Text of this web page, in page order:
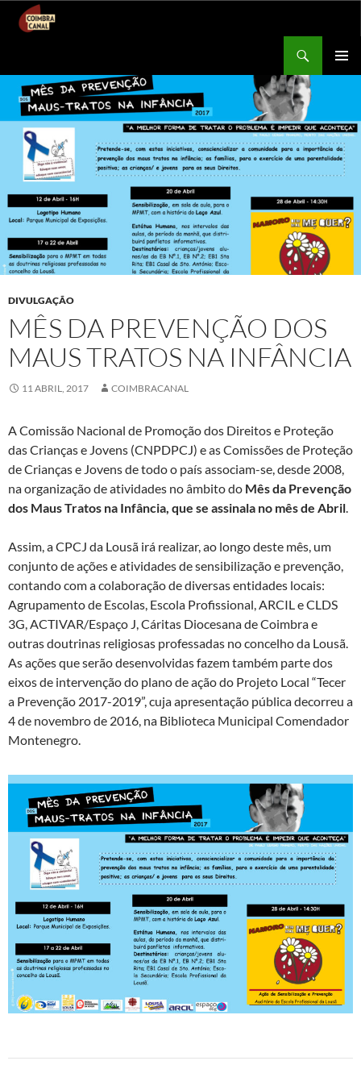
PARA
CONTEÚDO
DIVULGAÇÃO
MÊS DA PREVENÇÃO DOS
MAUS TRATOS NA INFÂNCIA
11 ABRIL, 2017 COIMBRACANAL
A Comissão Nacional de Promoção dos Direitos e Proteção
das Crianças e Jovens (CNPDPCJ) e as Comissões de Proteção
de Crianças e Jovens de todo o país associam-se, desde 2008,
na organização de atividades no âmbito do Mês da Prevenção
dos Maus Tratos na Infância, que se assinala no mês de Abril.
Assim, a CPCJ da Lousã irá realizar, ao longo deste mês, um
conjunto de ações e atividades de sensibilização e prevenção,
contando com a colaboração de diversas entidades locais:
Agrupamento de Escolas, Escola Profissional, ARCIL e CLDS
3G, ACTIVAR/Espaço J, Cáritas Diocesana de Coimbra e
outras doutrinas religiosas professadas no concelho da Lousã.
As ações que serão desenvolvidas fazem também parte dos
eixos de intervenção do plano de ação do Projeto Local “Tecer
a Prevenção 2017-2019”, cuja apresentação pública decorreu a
4 de novembro de 2016, na Biblioteca Municipal Comendador
Montenegro.